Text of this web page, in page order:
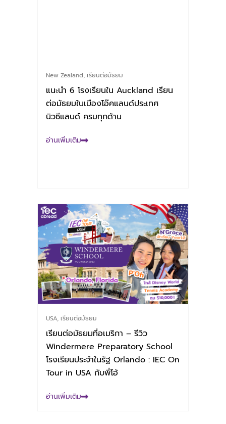
New Zealand, เรียนต่อมัธยม
แนะนำ 6 โรงเรียนใน Auckland เรียน
ต่อมัธยมในเมืองโอ๊คแลนด์ประเทศ
นิวซีแลนด์ ครบทุกด้าน
อ่านเพิ่มเติม
USA, เรียนต่อมัธยม
เรียนต่อมัธยมที่อเมริกา – รีวิว
Windermere Preparatory School
โรงเรียนประจำในรัฐ Orlando : IEC On
Tour in USA กับพี่โอ้
อ่านเพิ่มเติม